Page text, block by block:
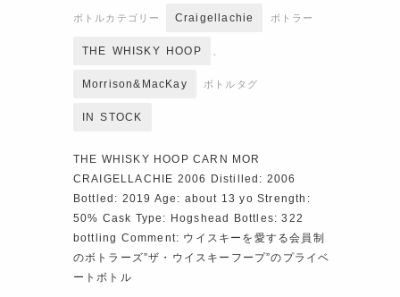
ボトルカテゴリー Craigellachie ボトラー
THE WHISKY HOOP
Morrison&MacKay ボトルタグ
IN STOCK
THE WHISKY HOOP CARN MOR
CRAIGELLACHIE 2006 Distilled: 2006
Bottled: 2019 Age: about 13 yo Strength:
50% Cask Type: Hogshead Bottles: 322
bottling Comment: ウイスキーを愛する会員制
のボトラーズ”ザ・ウイスキーフープ”のプライベ
ートボトル